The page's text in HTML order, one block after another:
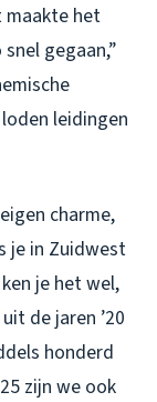
maakte het
gegaan,”
leidingen
charme,
je in Zuidwest
je het wel,
de jaren ’20
honderd
zijn we ook